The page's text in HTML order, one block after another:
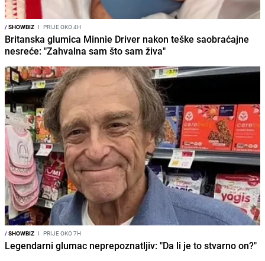
/SHOWBIZ I PRIJE OKO 4H
Britanska glumica Minnie Driver nakon teške saobraćajne
nesreće: "Zahvalna sam što sam živa"
/SHOWBIZ I PRIJE OKO 7H
Legendarni glumac neprepoznatljiv: "Da li je to stvarno on?"